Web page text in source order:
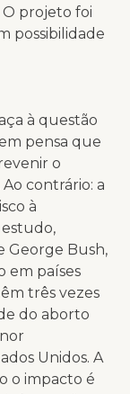
projeto foi
possibilidade
à questão
pensa que
o
contrário: a
à
George Bush,
em países
três vezes
do aborto
Unidos. A
o impacto é